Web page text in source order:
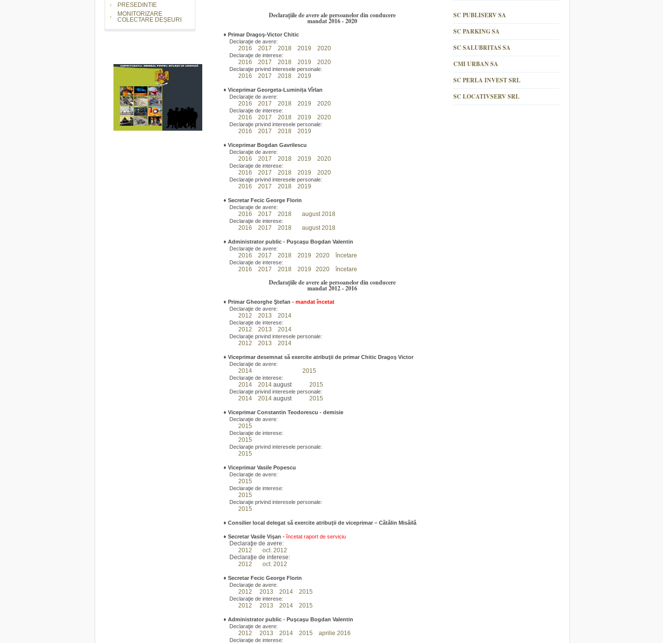
PRESEDINTIE
MONITORIZARE
COLECTARE DEȘEURI
Declarațiile de avere ale persoanelor din conducere
mandat 2016 - 2020
♦ Primar Dragoş-Victor Chitic
Declaraţie de avere:
2016 2017 2018 2019 2020
Declaraţie de interese:
2016 2017 2018 2019 2020
Declaraţie privind interesele personale:
2016 2017 2018 2019
♦ Viceprimar Georgeta-Luminița Vîrlan
Declaraţie de avere:
2016 2017 2018 2019 2020
Declaraţie de interese:
2016 2017 2018 2019 2020
Declaraţie privind interesele personale:
2016 2017 2018 2019
♦ Viceprimar Bogdan Gavrilescu
Declaraţie de avere:
2016 2017 2018 2019 2020
Declaraţie de interese:
2016 2017 2018 2019 2020
Declaraţie privind interesele personale:
2016 2017 2018 2019
♦ Secretar Fecic George Florin
Declaraţie de avere:
2016 2017 2018 august 2018
Declaraţie de interese:
2016 2017 2018 august 2018
♦ Administrator public - Puşcaşu Bogdan Valentin
Declaraţie de avere:
2016 2017 2018 2019 2020 încetare
Declaraţie de interese:
2016 2017 2018 2019 2020 încetare
Declarațiile de avere ale persoanelor din conducere
mandat 2012 - 2016
♦ Primar Gheorghe Ştefan - mandat încetat
Declaraţie de avere:
2012 2013 2014
Declaraţie de interese:
2012 2013 2014
Declaraţie privind interesele personale:
2012 2013 2014
♦ Viceprimar desemnat să exercite atribuţii de primar Chitic Dragoş Victor
Declaraţie de avere:
2014 2015
Declaraţie de interese:
2014 2014august 2015
Declaraţie privind interesele personale:
2014 2014august 2015
♦ Viceprimar Constantin Teodorescu - demisie
Declaraţie de avere:
2015
Declaraţie de interese:
2015
Declaraţie privind interesele personale:
2015
♦ Viceprimar Vasile Popescu
Declaraţie de avere:
2015
Declaraţie de interese:
2015
Declaraţie privind interesele personale:
2015
♦ Consilier local delegat să exercite atribuţii de viceprimar – Cătălin Misăilă
♦ Secretar Vasile Vişan - încetat raport de serviciu
Declaraţie de avere:
2012
oct. 2012
Declaraţie de interese:
2012
oct. 2012
♦ Secretar Fecic George Florin
Declaraţie de avere:
2012 2013 2014 2015
Declaraţie de interese:
2012 2013 2014 2015
♦ Administrator public - Puşcaşu Bogdan Valentin
Declaraţie de avere:
2012 2013 2014 2015 aprilie 2016
Declaraţie de interese:
SC PUBLISERV SA
SC PARKING SA
SC SALUBRITAS SA
CMI URBAN SA
SC PERLA INVEST SRL
SC LOCATIVSERV SRL